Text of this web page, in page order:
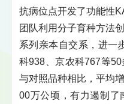
抗病位点开发了功能性
团队利用分子育种方法
系列亲本自交系，进一
科938、京农科767等50
与对照品种相比，平均
00万公顷，有力遏制了